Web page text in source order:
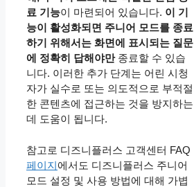
료 기능이 마련되어 있습니다. 이 기
능이 활성화되면 주니어 모드를 종료
하기 위해서는 화면에 표시되는 질문
에 정확히 답해야만 종료할 수 있습
니다. 이러한 추가 단계는 어린 시청
자가 실수로 또는 의도적으로 부적절
한 콘텐츠에 접근하는 것을 방지하는
데 도움이 됩니다.
참고로 디즈니플러스 고객센터 FAQ
페이지에서도 디즈니플러스 주니어
모드 설정 및 사용 방법에 대해 가볍